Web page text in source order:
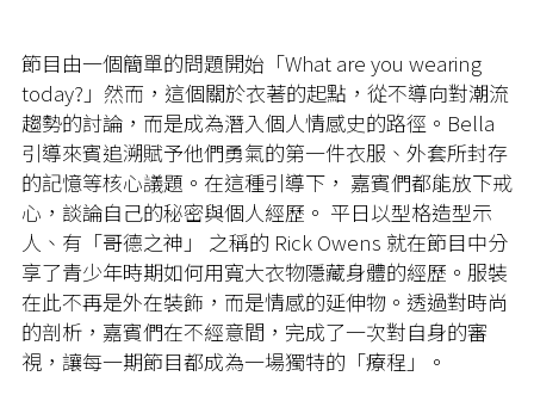
節目由一個簡單的問題開始「What are you wearing
today? 」然而，這個關於衣著的起點，從不導向對潮流
趨勢的討論，而是成為潛入個人情感史的路徑。 Bella
引導來賓追溯賦予他們勇氣的第一件衣服、外套所封存
的記憶等核心議題。在這種引導下， 嘉賓們都能放下戒
心，談論自己的秘密與個人經歷。 平日以型格造型示
人、有「哥德之神」
之稱的 Rick Owens 就在節目中分
享了青少年時期如何用寬大衣物隱藏身體的經歷。服裝
在此不再是外在裝飾，而是情感的延伸物。透過對時尚
的剖析，嘉賓們在不經意間，完成了一次對自身的審
視，讓每一期節目都成為一場獨特的「療程」。